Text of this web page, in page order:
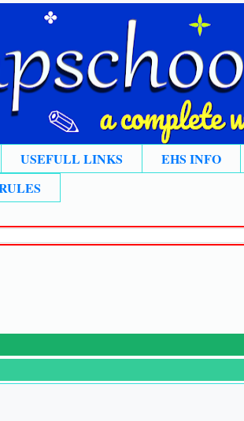
USEFULL LINKS EHS INFO